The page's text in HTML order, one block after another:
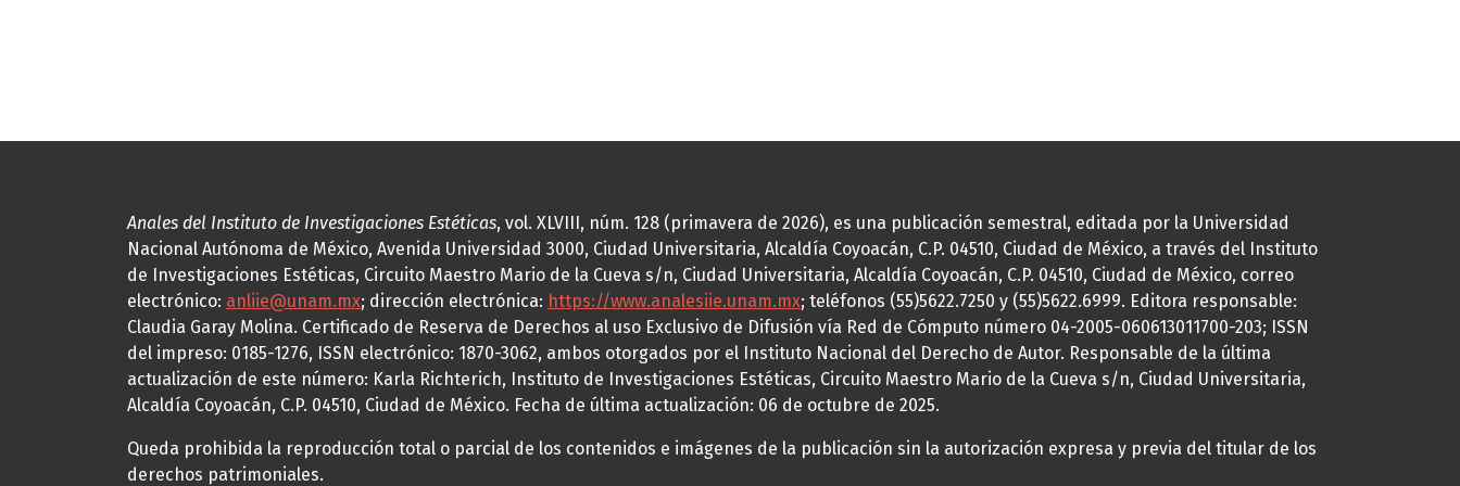
Anales del Instituto de Investigaciones Estéticas, vol. XLVIII, núm. 128 (primavera de 2026), es una publicación semestral, editada por la Universidad
Nacional Autónoma de México, Avenida Universidad 3000, Ciudad Universitaria, Alcaldía Coyoacán, C.P. 04510, Ciudad de México, a través del Instituto
de Investigaciones Estéticas, Circuito Maestro Mario de la Cueva s/n, Ciudad Universitaria, Alcaldía Coyoacán, C.P. 04510, Ciudad de México, correo
electrónico: anliie@unam.mx; dirección electrónica: https://www.analesiie.unam.mx; teléfonos (55)5622.7250 y (55)5622.6999. Editora responsable:
Claudia Garay Molina. Certificado de Reserva de Derechos al uso Exclusivo de Difusión vía Red de Cómputo número 04-2005-060613011700-203; ISSN
del impreso: 0185-1276, ISSN electrónico: 1870-3062, ambos otorgados por el Instituto Nacional del Derecho de Autor. Responsable de la última
actualización de este número: Karla Richterich, Instituto de Investigaciones Estéticas, Circuito Maestro Mario de la Cueva s/n, Ciudad Universitaria,
Alcaldía Coyoacán, C.P. 04510, Ciudad de México. Fecha de última actualización: 06 de octubre de 2025.
Queda prohibida la reproducción total o parcial de los contenidos e imágenes de la publicación sin la autorización expresa y previa del titular de los
derechos patrimoniales.